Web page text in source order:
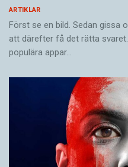
ARTIKLAR
Först se en bild. Sedan gissa
att därefter få det rätta
populära appar…